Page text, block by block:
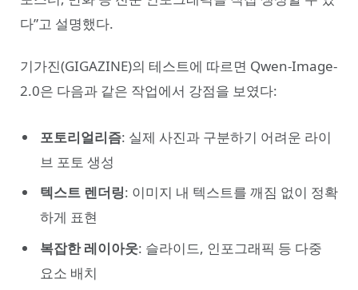
다”고 설명했다.
기가진(GIGAZINE)의 테스트에 따르면 Qwen-Image-
2.0은 다음과 같은 작업에서 강점을 보였다:
포토리얼리즘: 실제 사진과 구분하기 어려운 라이
브 포토 생성
텍스트 렌더링: 이미지 내 텍스트를 깨짐 없이 정확
하게 표현
복잡한 레이아웃: 슬라이드, 인포그래픽 등 다중
요소 배치